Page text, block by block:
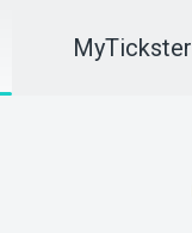
MyTickster